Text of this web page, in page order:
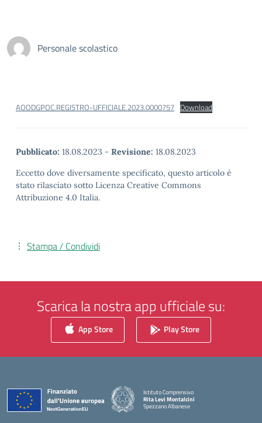
Personale scolastico
AOODGPOC.REGISTRO-UFFICIALE.2023.0000757 Download
Pubblicato: 18.08.2023 - Revisione: 18.08.2023
Eccetto dove diversamente specificato, questo articolo è
stato rilasciato sotto Licenza Creative Commons
Attribuzione 4.0 Italia.
Stampa / Condividi
Scarica la nostra app ufficiale su:
App Store Play Store
Istituto Comprensivo
Rita Levi Montalcini
Spezzano Albanese
— Visita la pagina iniziale della scuola